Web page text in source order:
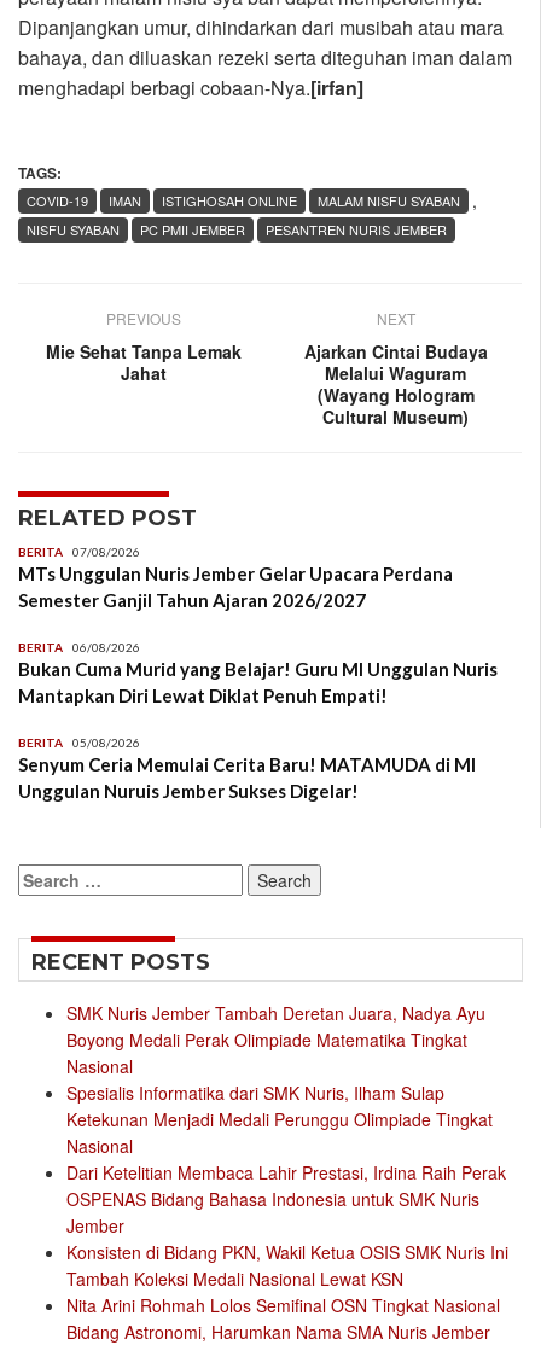
Dipanjangkan umur, dihindarkan dari musibah atau mara
bahaya, dan diluaskan rezeki serta diteguhan iman dalam
menghadapi berbagi cobaan-Nya.[irfan]
TAGS:
,
COVID-19 IMAN ISTIGHOSAH ONLINE
MALAM NISFU SYABAN
NISFU SYABAN
PC PMII JEMBER PESANTREN NURIS JEMBER
PREVIOUS
Mie Sehat Tanpa Lemak
Jahat
NEXT
Ajarkan Cintai Budaya
Melalui Waguram
(Wayang Hologram
Cultural Museum)
RELATED POST
BERITA 07/08/2026
MTs Unggulan Nuris Jember Gelar Upacara Perdana
Semester Ganjil Tahun Ajaran 2026/2027
BERITA 06/08/2026
Bukan Cuma Murid yang Belajar! Guru MI Unggulan Nuris
Mantapkan Diri Lewat Diklat Penuh Empati!
BERITA 05/08/2026
Senyum Ceria Memulai Cerita Baru! MATAMUDA di MI
Unggulan Nuruis Jember Sukses Digelar!
Search
for:
RECENT POSTS
SMK Nuris Jember Tambah Deretan Juara, Nadya Ayu
Boyong Medali Perak Olimpiade Matematika Tingkat
Nasional
Spesialis Informatika dari SMK Nuris, Ilham Sulap
Ketekunan Menjadi Medali Perunggu Olimpiade Tingkat
Nasional
Dari Ketelitian Membaca Lahir Prestasi, Irdina Raih Perak
OSPENAS Bidang Bahasa Indonesia untuk SMK Nuris
Jember
Konsisten di Bidang PKN, Wakil Ketua OSIS SMK Nuris Ini
Tambah Koleksi Medali Nasional Lewat KSN
Nita Arini Rohmah Lolos Semifinal OSN Tingkat Nasional
Bidang Astronomi, Harumkan Nama SMA Nuris Jember